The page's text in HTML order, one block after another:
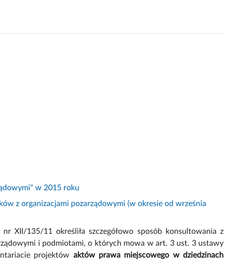
w 2015 roku
z organizacjami pozarządowymi (w okresie od września
XII/135/11 określiła szczegółowo sposób konsultowania z
i podmiotami, o których mowa w art. 3 ust. 3 ustawy
projektów aktów prawa miejscowego w dziedzinach